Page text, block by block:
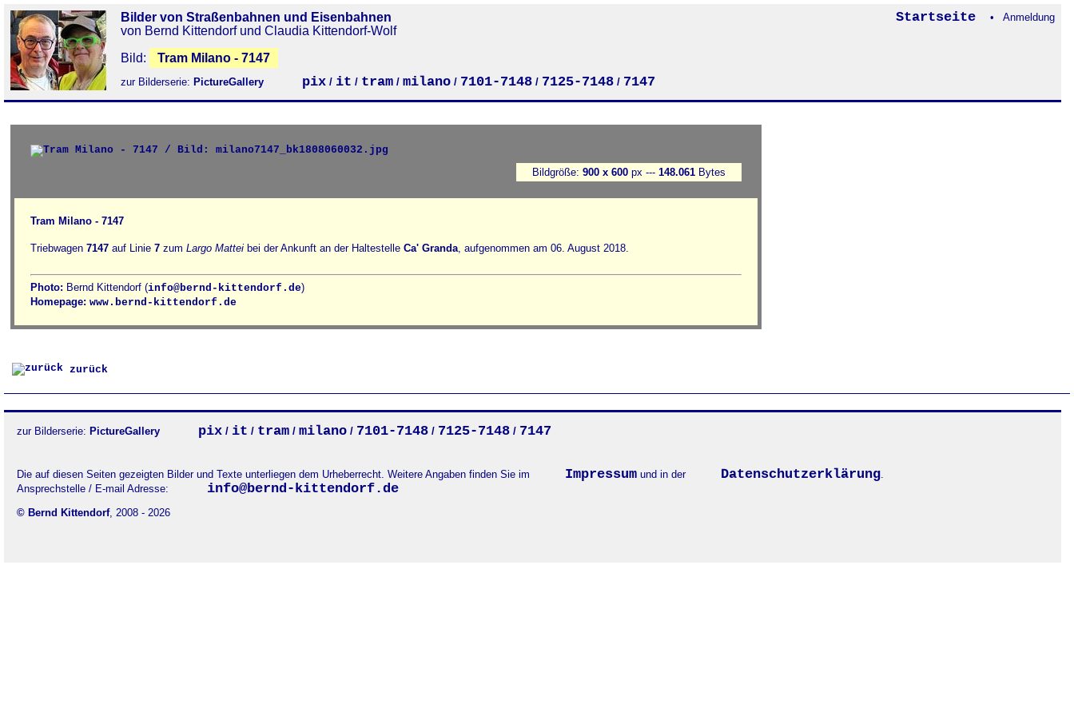
Bilder von Straßenbahnen und Eisenbahnen
von Bernd Kittendorf und Claudia Kittendorf-Wolf
Bild:
Tram Milano - 7147
Startseite • Anmeldung
zur Bilderserie: PictureGallery pix / it / tram / milano / 7101-7148 / 7125-7148 / 7147
Bildgröße: 900 x 600 px --- 148.061 Bytes
Tram Milano - 7147
Triebwagen 7147 auf Linie 7 zum Largo Mattei bei der Ankunft an der Haltestelle Ca' Granda, aufgenommen am 06. August 2018.
Photo: Bernd Kittendorf (info@bernd-kittendorf.de)
Homepage: www.bernd-kittendorf.de
zurück
zur Bilderserie: PictureGallery pix / it / tram / milano / 7101-7148 / 7125-7148 / 7147
Die auf diesen Seiten gezeigten Bilder und Texte unterliegen dem Urheberrecht. Weitere Angaben finden Sie im Impressum und in der Datenschutzerklärung.
Ansprechstelle / E-mail Adresse:
info@bernd-kittendorf.de
© Bernd Kittendorf, 2008 - 2026